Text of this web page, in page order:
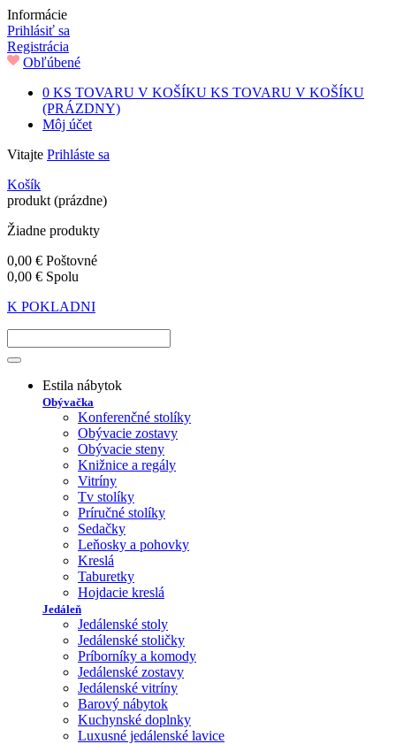
Informácie
Prihlásiť sa
Registrácia
Obľúbené
0 KS TOVARU V KOŠÍKU KS TOVARU V KOŠÍKU
(PRÁZDNY)
Môj účet
Vitajte Prihláste sa
Košík
produkt (prázdne)
Žiadne produkty
0,00 € Poštovné
0,00 € Spolu
K POKLADNI
Estila nábytok
Obývačka
Konferenčné stolíky
Obývacie zostavy
Obývacie steny
Knižnice a regály
Vitríny
Tv stolíky
Príručné stolíky
Sedačky
Leňosky a pohovky
Kreslá
Taburetky
Hojdacie kreslá
Jedáleň
Jedálenské stoly
Jedálenské stoličky
Príborníky a komody
Jedálenské zostavy
Jedálenské vitríny
Barový nábytok
Kuchynské doplnky
Luxusné jedálenské lavice